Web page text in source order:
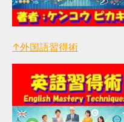
↑外国語習得術